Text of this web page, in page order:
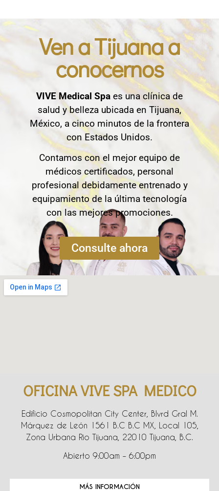
Ven a Tijuana a
conocernos
VIVE Medical Spa es una clínica de
salud y belleza ubicada en Tijuana,
México, a cinco minutos de la frontera
con Estados Unidos.
Contamos con el mejor equipo de
médicos certificados, personal
profesional debidamente entrenado y
equipamiento de la última tecnología
con las mejores promociones.
Consulte ahora
OFICINA VIVE SPA MEDICO
Edificio Cosmopolitan City Center, Blvrd Gral M.
Márquez de León 1561 B.C B.C MX, Local 105,
Zona Urbana Rio Tijuana, 22010 Tijuana, B.C.
Abierto 9:00am – 6:00pm
MÁS INFORMACIÓN